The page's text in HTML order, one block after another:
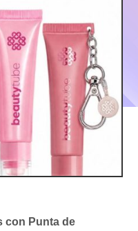
con Punta de